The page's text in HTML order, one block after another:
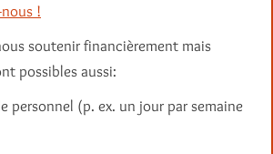
!
soutenir financièrement mais
possibles aussi:
personnel (p. ex. un jour par semaine